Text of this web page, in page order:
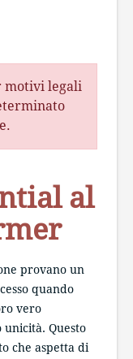
motivi legali
al
provano un
quando
vero
unicità. Questo
che aspetta di